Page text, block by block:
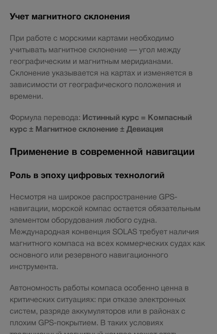
Учет магнитного склонения
При работе с морскими картами необходимо
учитывать магнитное склонение — угол между
географическим и магнитным меридианами.
Склонение указывается на картах и изменяется в
зависимости от географического положения и
времени.
Формула перевода: Истинный курс = Компасный
курс ± Магнитное склонение ± Девиация
Применение в современной навигации
Роль в эпоху цифровых технологий
Несмотря на широкое распространение GPS-
навигации, морской компас остается обязательным
элементом оборудования любого судна.
Международная конвенция SOLAS требует наличия
магнитного компаса на всех коммерческих судах как
основного или резервного навигационного
инструмента.
Автономность работы компаса особенно ценна в
критических ситуациях: при отказе электронных
систем, разряде аккумуляторов или в районах с
плохим GPS-покрытием. В таких условиях